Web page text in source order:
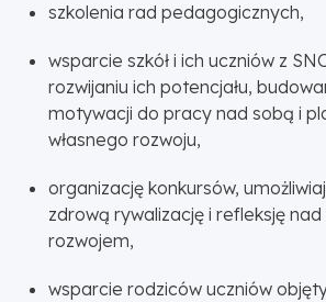
szkolenia rad pedagogicznych,
wsparcie szkół i ich uczniów z
rozwijaniu ich potencjału,
motywacji do pracy nad sobą i
własnego rozwoju,
organizację konkursów,
zdrową rywalizację i refleksję nad
rozwojem,
wsparcie rodziców uczniów